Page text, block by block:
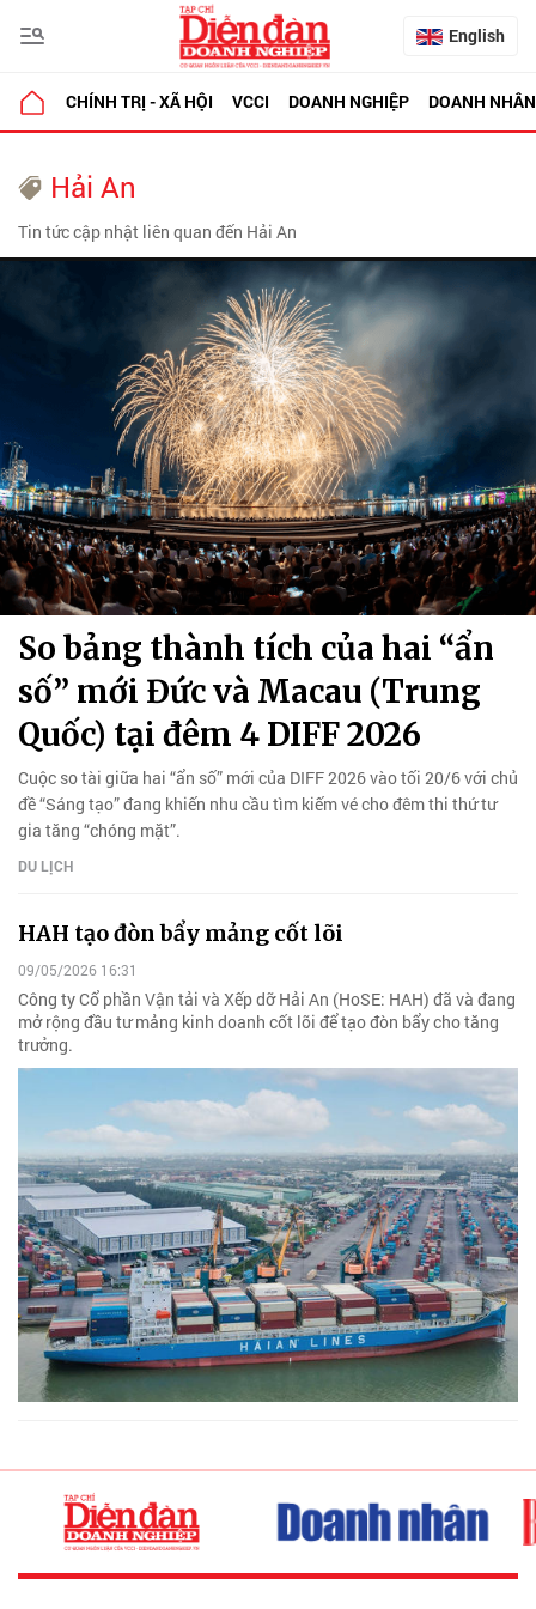
English
CHÍNH TRỊ - XÃ HỘI VCCI DOANH NGHIỆP DOANH NHÂN
Hải An
Tin tức cập nhật liên quan đến Hải An
So bảng thành tích của hai “ẩn
số” mới Đức và Macau (Trung
Quốc) tại đêm 4 DIFF 2026
Cuộc so tài giữa hai “ẩn số” mới của DIFF 2026 vào tối 20/6 với chủ
đề “Sáng tạo” đang khiến nhu cầu tìm kiếm vé cho đêm thi thứ tư
gia tăng “chóng mặt”.
DU LỊCH
HAH tạo đòn bẩy mảng cốt lõi
09/05/2026 16:31
Công ty Cổ phần Vận tải và Xếp dỡ Hải An (HoSE: HAH) đã và đang
mở rộng đầu tư mảng kinh doanh cốt lõi để tạo đòn bẩy cho tăng
trưởng.